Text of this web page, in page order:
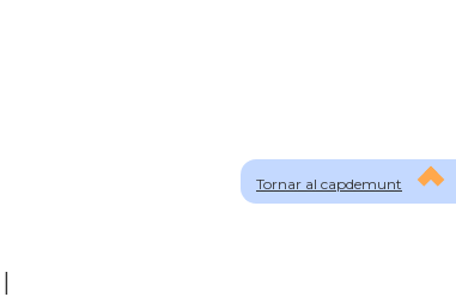
Tornar al capdemunt
|